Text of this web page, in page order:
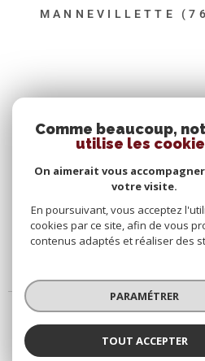
MANNEVILLETTE
© 2026 | Tous droits réservés |
Comme beaucoup,
utilise les
On aimerait vous
votre visite.
En poursuivant, vous acceptez
cookies par ce site, afin de vous
contenus adaptés et réaliser des
PARAMÉTRER
TOUT ACCEPTER